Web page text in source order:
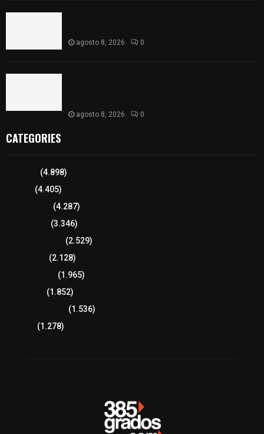
agosto 8, 2026 0
agosto 8, 2026 0
CATEGORIES
(4.898)
(4.405)
(4.287)
(3.346)
(2.529)
(2.128)
(1.965)
(1.852)
(1.536)
(1.278)